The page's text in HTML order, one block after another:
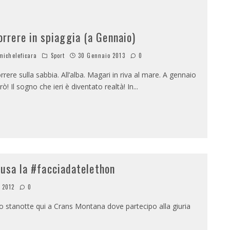
in spiaggia (a Gennaio)
Sport 30 Gennaio 2013 0
sulla sabbia. All’alba. Magari in riva al mare. A gennaio
Il sogno che ieri è diventato realtà! In...
la #facciadatelethon
0
qui a Crans Montana dove partecipo alla giuria